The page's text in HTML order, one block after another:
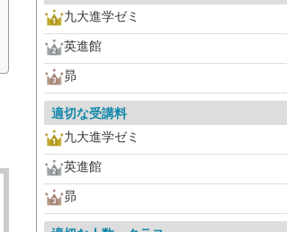
九大進学ゼミ
英進館
昴
適切な受講料
九大進学ゼミ
英進館
昴